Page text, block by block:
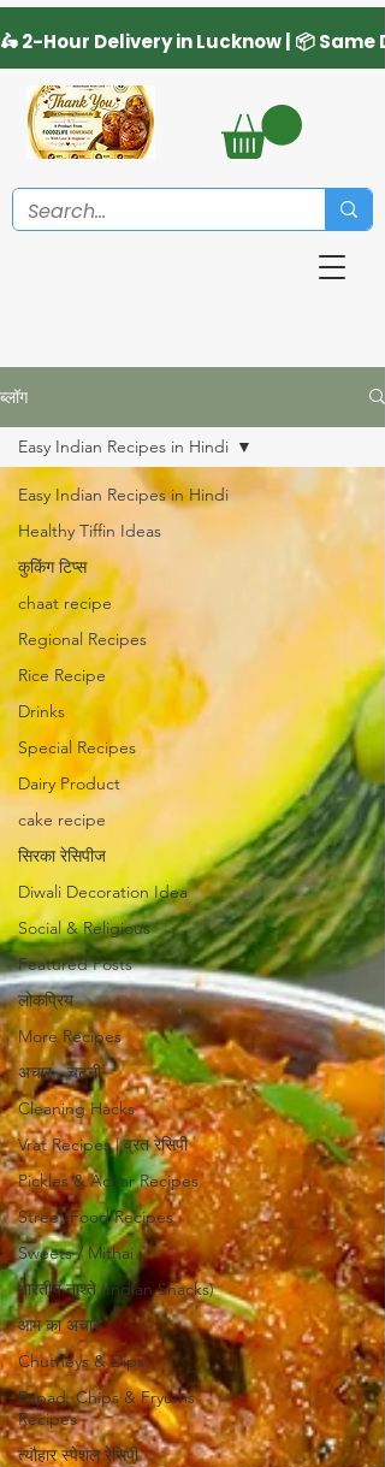
ब्लॉग
Easy Indian Recipes in Hindi
Healthy Tiffin Ideas
कुकिंग टिप्स
chaat recipe
Regional Recipes
Rice Recipe
Drinks
Special Recipes
Dairy Product
cake recipe
सिरका रेसिपीज
Diwali Decoration Idea
Social & Religious
Featured Posts
लोकप्रिय
More Recipes
अचार - चटनी
Cleaning Hacks
Vrat Recipes | व्रत रेसिपी
Pickles & Achar Recipes
Street Food Recipes
Sweets / Mithai
भारतीय नाश्ते (Indian Snacks)
आम का अचार
Chutneys & Dips
Papad, Chips & Fryums
Recipes
त्यौहार स्पेशल रेसिपी
Easy Indian Recipes in Hindi